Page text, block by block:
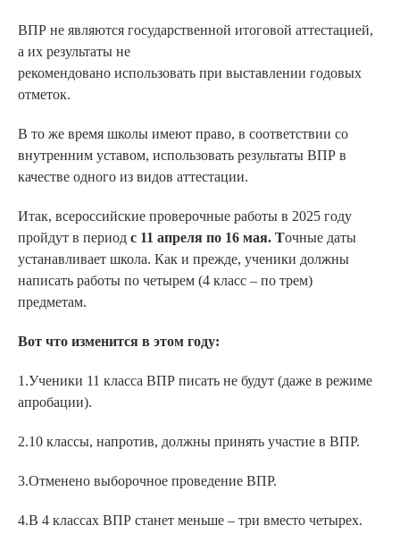
ВПР не являются государственной итоговой аттестацией,
а их результаты не
рекомендовано использовать при выставлении годовых
отметок.
В то же время школы имеют право, в соответствии со
внутренним уставом, использовать результаты ВПР в
качестве одного из видов аттестации.
Итак, всероссийские проверочные работы в 2025 году
пройдут в период с 11 апреля по 16 мая. Точные даты
устанавливает школа. Как и прежде, ученики должны
написать работы по четырем (4 класс – по трем)
предметам.
Вот что изменится в этом году:
1.Ученики 11 класса ВПР писать не будут (даже в режиме
апробации).
2.10 классы, напротив, должны принять участие в ВПР.
3.Отменено выборочное проведение ВПР.
4.В 4 классах ВПР станет меньше – три вместо четырех.